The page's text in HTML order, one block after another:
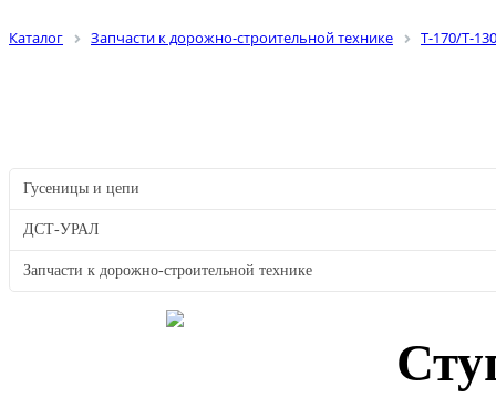
Каталог Запчасти к дорожно-строительной технике Т-170/Т-
Гусеницы и цепи
ДСТ-УРАЛ
Запчасти к дорожно-строительной технике